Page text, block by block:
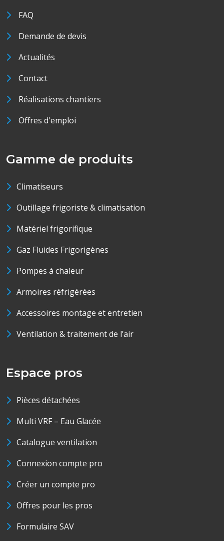
FAQ
Demande de devis
Actualités
Contact
Réalisations chantiers
Offres d'emploi
Gamme de produits
Climatiseurs
Outillage frigoriste & climatisation
Matériel frigorifique
Gaz Fluides Frigorigènes
Pompes à chaleur
Armoires réfrigérées
Accessoires montage et entretien
Ventilation & traitement de l’air
Espace pros
Pièces détachées
Multi VRF – Eau Glacée
Catalogue ventilation
Connexion compte pro
Créer un compte pro
Offres pour les pros
Formulaire SAV